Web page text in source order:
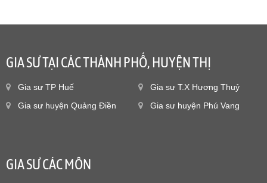
GIA SƯ TẠI CÁC THÀNH PHỐ, HUYỆN THỊ
Gia sư TP Huế
Gia sư T.X Hương Thuỷ
Gia sư huyện Quảng Điền
Gia sư huyện Phú Vang
GIA SƯ CÁC MÔN